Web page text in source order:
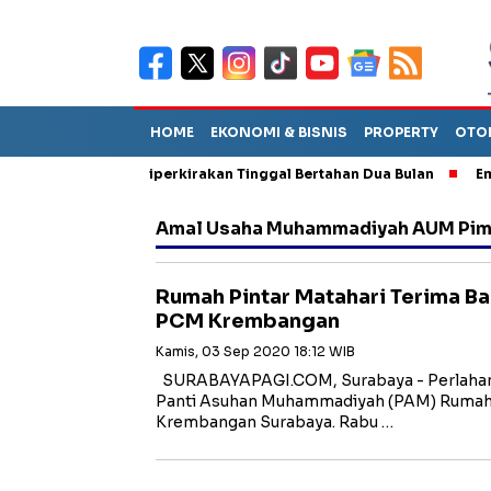
HOME EKONOMI & BISNIS PROPERTY
Sebut TPA Diperkirakan Tinggal Bertahan Dua Bulan
Amal Usaha Muhammadiyah AUM
Rumah Pintar Matahari Terima
PCM Krembangan
Kamis, 03 Sep 2020 18:12 WIB
SURABAYAPAGI.COM, Surabaya -
Panti Asuhan Muhammadiyah (PAM)
Krembangan Surabaya. Rabu …